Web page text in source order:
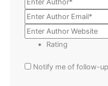
Rating
Notify me of follow-